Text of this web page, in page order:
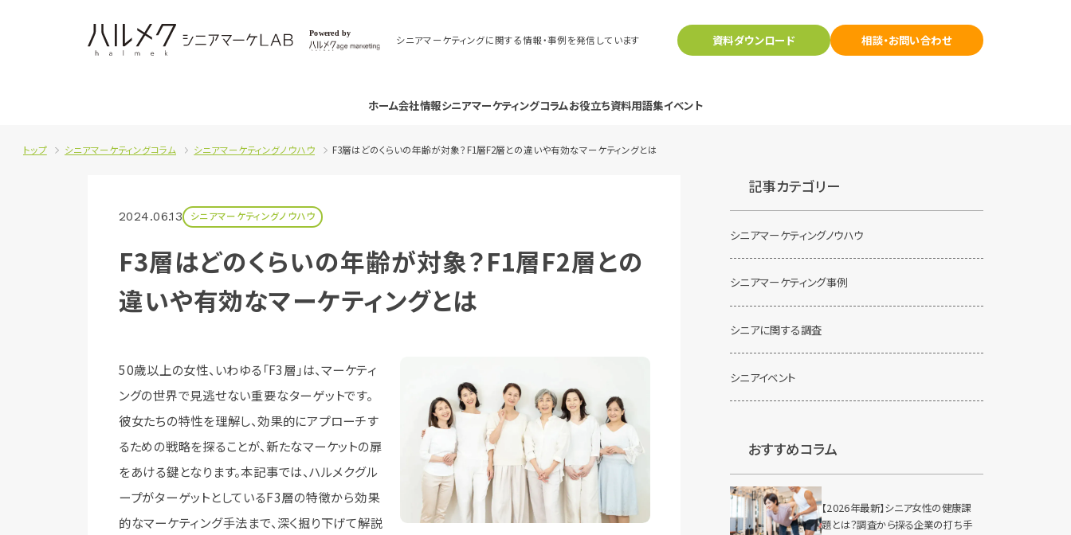
シニアマーケティングに関する情報・事例を発信しています 資料ダウンロード 相談・お問い合わせ
ホーム会社情報シニアマーケティングコラムお役立ち資料用語集イベント
トップ シニアマーケティングコラム シニアマーケティングノウハウ F3層はどのくらいの年齢が対象？F1層F2層との違いや有効なマーケティングとは
2024.06.13 シニアマーケティングノウハウ
F3層はどのくらいの年齢が対象？F1層F2層との
違いや有効なマーケティングとは
50歳以上の女性、いわゆる「F3層」は、マーケティ
ングの世界で見逃せない重要なターゲットです。
彼女たちの特性を理解し、効果的にアプローチす
るための戦略を探ることが、新たなマーケットの扉
をあける鍵となります。本記事では、ハルメクグル
ープがターゲットとしているF3層の特徴から効果
的なマーケティング手法まで、深く掘り下げて解説
記事カテゴリー
シニアマーケティングノウハウ
シニアマーケティング事例
シニアに関する調査
シニアイベント
おすすめコラム
【2026年最新】シニア女性の健康課
題とは？調査から探る企業の打ち手